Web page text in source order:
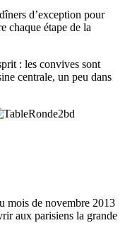
d’exception pour
chaque étape de la
: les convives sont
centrale, un peu dans
mois de novembre 2013
aux parisiens la grande